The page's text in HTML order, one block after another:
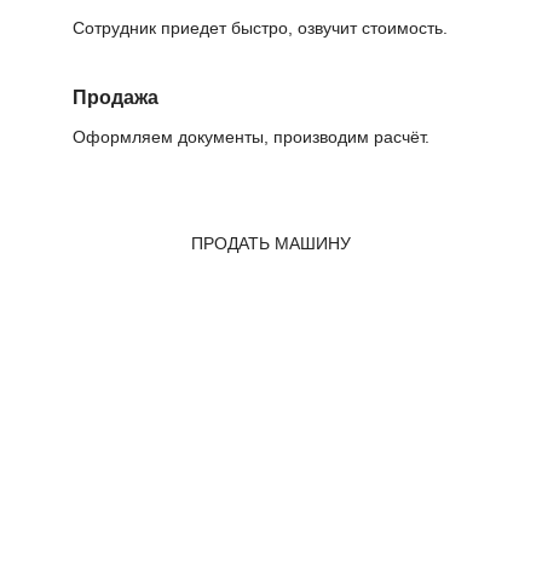
Сотрудник приедет быстро, озвучит стоимость.
Продажа
Оформляем документы, производим расчёт.
ПРОДАТЬ МАШИНУ